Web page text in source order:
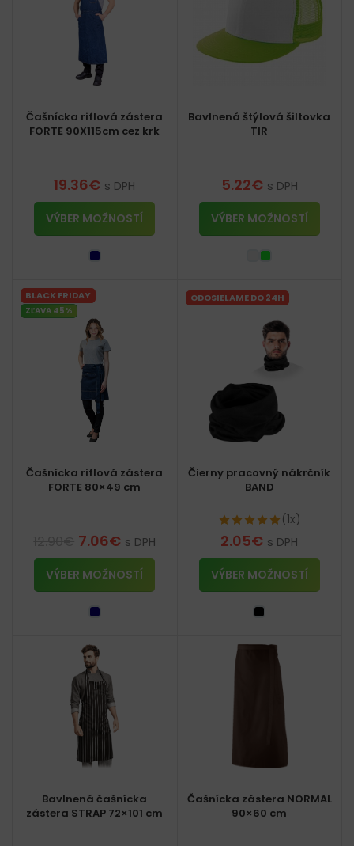
Čašnícka riflová zástera
FORTE 90X115cm cez krk
19.36€ s DPH
VÝBER MOŽNOSTÍ
Bavlnená štýlová šiltovka
TIR
5.22€ s DPH
VÝBER MOŽNOSTÍ
BLACK FRIDAY
ZĽAVA 45%
Čašnícka riflová zástera
FORTE 80×49 cm
7.06€ s DPH
VÝBER MOŽNOSTÍ
ODOSIELAME DO 24H
Čierny pracovný nákrčník
BAND
(1x)
2.05€ s DPH
VÝBER MOŽNOSTÍ
Bavlnená čašnícka
zástera STRAP 72×101 cm
Čašnícka zástera NORMAL
90×60 cm